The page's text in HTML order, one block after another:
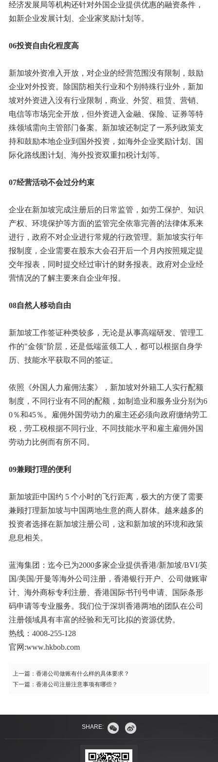
经济发展局等机构还针对外国企业提供优惠的融资条件，
如新企业发展计划、企业家奖励计划等。
06投资自由化程度高
新加坡外资准入开放，对企业的经营范围没有限制，鼓励
企业对外投资。除国防相关行业和个别特殊行业外，新加
坡对外资进入没有行业限制，商业、外贸、租赁、营销、
电信等市场完全开放，但外资进入金融、保险、证券等特
殊领域需向主管部门备案。新加坡还制定了一系列政策支
持和鼓励本地企业到国外投资，如海外企业奖励计划、国
际化路线图计划、海外投资双重扣税计划等。
07经营活动不会过分约束
企业在新加坡完成注册后的日常监管，如劳工保护、知识
产权、环境保护等方面的监管完全依靠完善的法律体系来
进行，政府不对企业进行常规的行政管理。新加坡实行年
报制度，企业需要在股东大会召开后一个月内按照规定提
交年报表，同时提交经过审计的财务报表。政府对企业经
营情况的了解主要来自企业年报。
08自然人移动自由
新加坡工作签证种类较多，无论是从事高端研发、管理工
作的"金领"阶层，还是低端蓝领工人，都可以根据自身学
历、技能水平获取不同的签证。
依照《外国人力雇佣法案》，新加坡对外籍工人实行配额
制度，不同行业有不同的配额，如制造业和服务业分别为6
0％和45％。雇佣外国劳动力的雇主还必须向政府缴纳劳工
税，劳工税根据不同行业、不同技能水平和雇主雇佣外国
劳动力比例而有所不同。
09兼顾打理的便利
新加坡距中国约 5 个小时的飞行距离，极大的方便了需要
兼顾打理新加坡与中国两地生意的商人群体。越来越多的
投资者选择在新加坡注册公司，这和新加坡的环境和政策
息息相关。
蓝海集团：迄今已为2000多家企业提供香港/新加坡/BVI/英
国/美国/开曼等海外公司注册，香港银行开户、公司做账审
计、海外商标专利注册、香港国际书刊号申请、国际条形
码申请等专业服务。我们位于深圳香港两地的团队在公司
注册领域具有丰富的经验和无可比拟的资源优势。
热线：4008-255-128
官网:www.hkbob.com
上一篇： 香港公司做账有什么样的具体要求？
下一篇： 香港公司注册注意事项有哪些？
SHARE: